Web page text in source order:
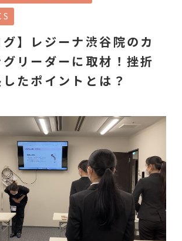
グ】レジーナ渋谷院のカ
グリーダーに取材！挫折
たポイントとは？